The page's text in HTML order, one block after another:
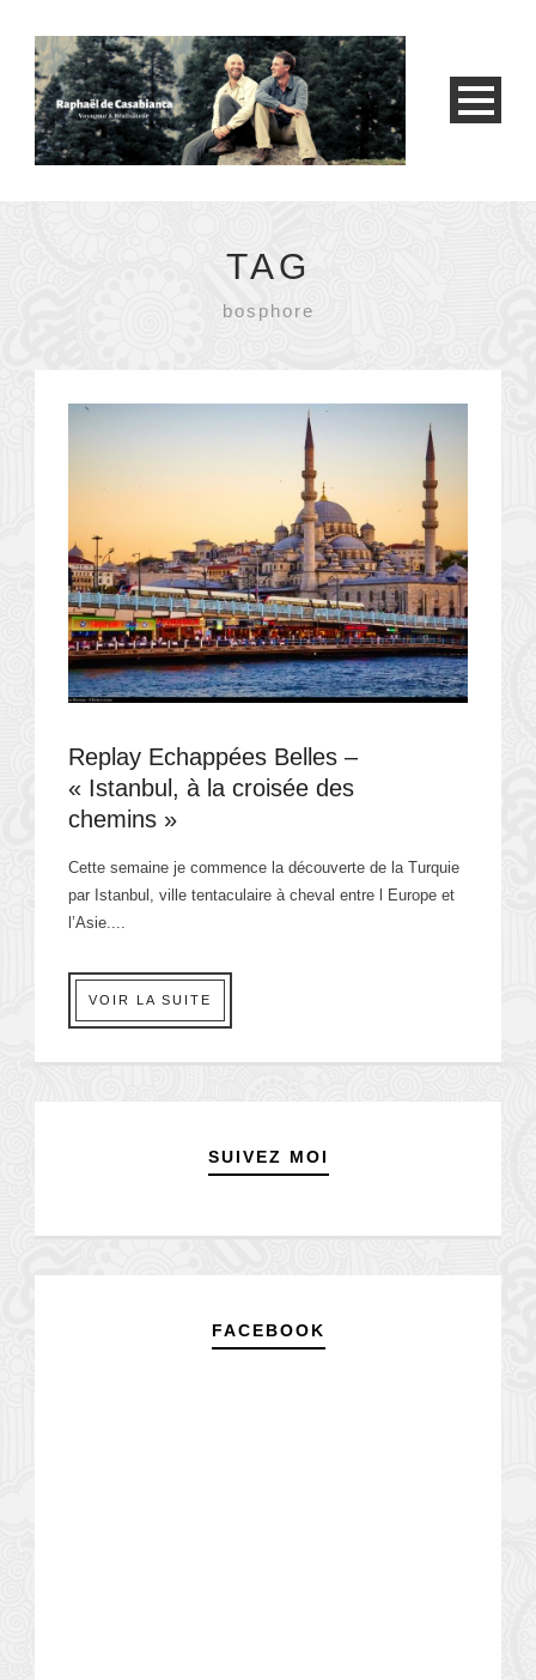
TAG
bosphore
Replay Echappées Belles –
« Istanbul, à la croisée des
chemins »
Cette semaine je commence la découverte de la Turquie
par Istanbul, ville tentaculaire à cheval entre l Europe et
l’Asie....
VOIR LA SUITE
SUIVEZ MOI
FACEBOOK